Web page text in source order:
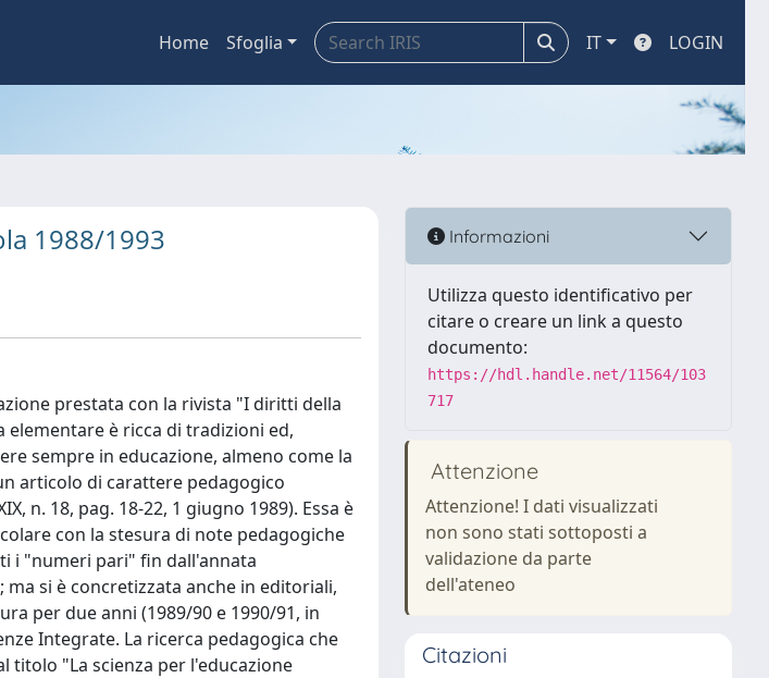
Home Sfoglia IT LOGIN
1988/1993
prestata con la rivista "I diritti della
elementare è ricca di tradizioni ed,
sempre in educazione, almeno come la
articolo di carattere pedagogico
n. 18, pag. 18-22, 1 giugno 1989). Essa è
con la stesura di note pedagogiche
i "numeri pari" fin dall'annata
si è concretizzata anche in editoriali,
per due anni (1989/90 e 1990/91, in
Integrate. La ricerca pedagogica che
titolo "La scienza per l'educazione
Informazioni
Utilizza questo identificativo per
citare o creare un link a questo
documento:
https://hdl.handle.net/11564/103
717
Attenzione
Attenzione! I dati visualizzati
non sono stati sottoposti a
validazione da parte
dell'ateneo
Citazioni